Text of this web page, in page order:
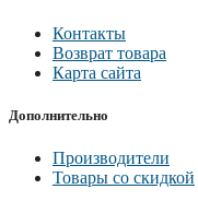
Контакты
Возврат товара
Карта сайта
Дополнительно
Производители
Товары со скидкой